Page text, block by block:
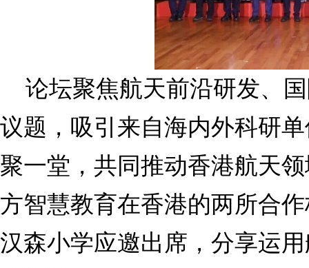
论坛聚焦航天前沿研发、
议题，吸引来自海内外科研
聚一堂，共同推动香港航天
方智慧教育在香港的两所合
汉森小学应邀出席，分享运